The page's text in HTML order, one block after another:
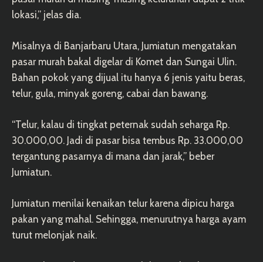
lokasi,” jelas dia.
Misalnya di Banjarbaru Utara, Jumiatun mengatakan
pasar murah bakal digelar di Komet dan Sungai Ulin.
Bahan pokok yang dijual itu hanya 6 jenis yaitu beras,
telur, gula, minyak goreng, cabai dan bawang.
“Telur, kalau di tingkat peternak sudah seharga Rp.
30.000,00. Jadi di pasar bisa tembus Rp. 33.000,00
tergantung pasarnya di mana dan jarak,” beber
Jumiatun.
Jumiatun menilai kenaikan telur karena dipicu harga
pakan yang mahal. Sehingga, menurutnya harga ayam
turut melonjak naik.